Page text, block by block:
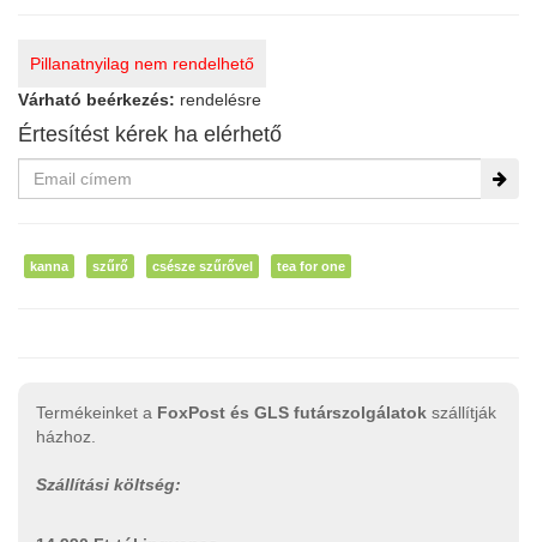
Pillanatnyilag nem rendelhető
Várható beérkezés: rendelésre
Értesítést kérek ha elérhető
kanna szűrő csésze szűrővel tea for one
Termékeinket a FoxPost és GLS futárszolgálatok szállítják
házhoz.
Szállítási költség: